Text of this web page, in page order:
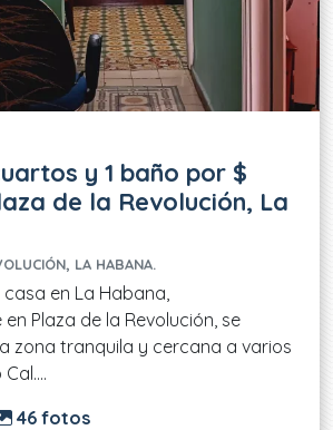
y 1 baño por $
de la Revolución, La
LA HABANA.
en La Habana,
Plaza de la Revolución, se
zona tranquila y cercana a varios
46 fotos